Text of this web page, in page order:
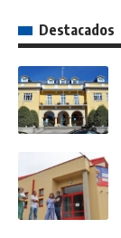
Destacados